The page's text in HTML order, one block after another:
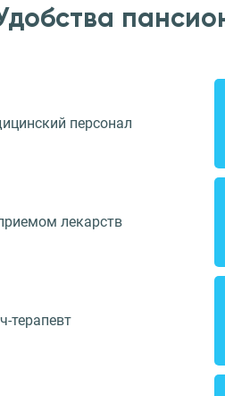
персонал
лекарств
терапевт